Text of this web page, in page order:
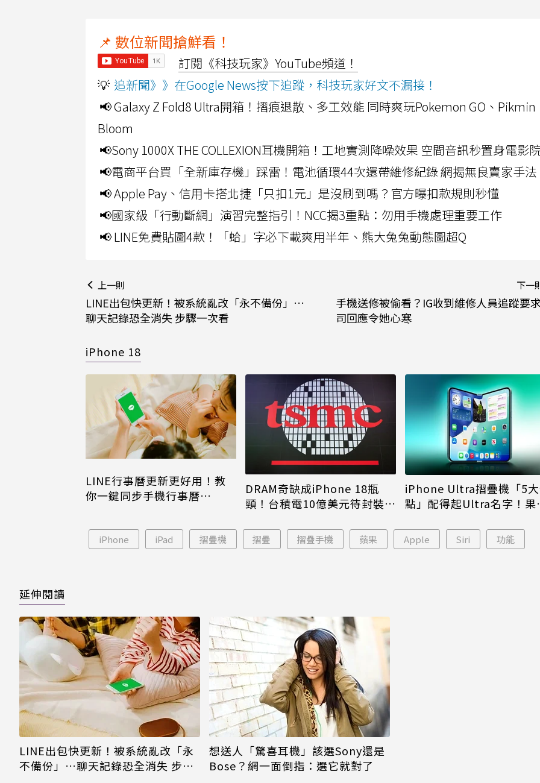
📌 數位新聞搶鮮看！
訂閱《科技玩家》YouTube頻道！
💡 追新聞》》在Google News按下追蹤，科技玩家好文不漏接！
📢 Galaxy Z Fold8 Ultra開箱！摺痕退散、多工效能 同時爽玩Pokemon GO、Pikmin
Bloom
📢Sony 1000X THE COLLEXION耳機開箱！工地實測降噪效果 空間音訊秒置身電影
📢電商平台買「全新庫存機」踩雷！電池循環44次還帶維修紀錄 網揭無良賣家手法
📢 Apple Pay、信用卡搭北捷「只扣1元」是沒刷到嗎？官方曝扣款規則秒懂
📢國家級「行動斷網」演習完整指引！NCC揭3重點：勿用手機處理重要工作
📢 LINE免費貼圖4款！「蛤」字必下載爽用半年、熊大兔兔動態圖超Q
上一則
LINE出包快更新！被系統亂改「永不備份」…
聊天記錄恐全消失 步驟一次看
下一
手機送修被偷看？IG收到維修人員追蹤要
司回應令她心寒
iPhone 18
LINE行事曆更新更好用！教
你一鍵同步手機行事曆
DRAM奇缺成iPhone 18瓶
頸！台積電10億美元待封裝晶
iPhone Ultra摺疊機「5
點」配得起Ultra名字！果
iPhone iPad 摺疊機 摺疊 摺疊手機 蘋果 Apple Siri 功能
延伸閱讀
LINE出包快更新！被系統亂改「永
不備份」…聊天記錄恐全消失 步驟
想送人「驚喜耳機」該選Sony還是
Bose？網一面倒指：選它就對了